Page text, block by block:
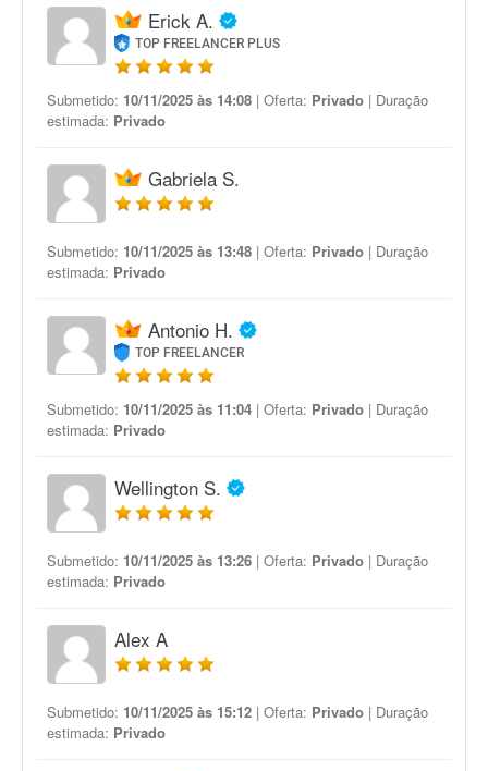
Erick A.
TOP FREELANCER PLUS
Submetido: 10/11/2025 às 14:08 | Oferta: Privado | Duração
estimada: Privado
Gabriela S.
Submetido: 10/11/2025 às 13:48 | Oferta: Privado | Duração
estimada: Privado
Antonio H.
TOP FREELANCER
Submetido: 10/11/2025 às 11:04 | Oferta: Privado | Duração
estimada: Privado
Wellington S.
Submetido: 10/11/2025 às 13:26 | Oferta: Privado | Duração
estimada: Privado
Alex A
Submetido: 10/11/2025 às 15:12 | Oferta: Privado | Duração
estimada: Privado